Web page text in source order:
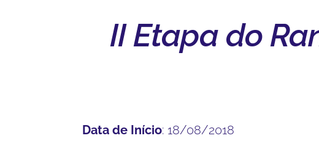
II Etapa do
Data de Início: 18/08/2018